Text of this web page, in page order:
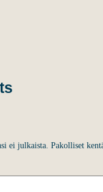
ei julkaista. Pakolliset